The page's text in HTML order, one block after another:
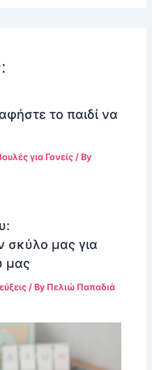
το παιδί να
για Γονείς / By
σκύλο μας για
μας
/ By Πελιώ Παπαδιά